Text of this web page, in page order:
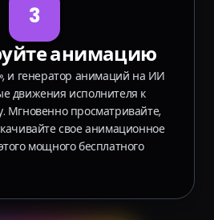
3
анимацию
и генератор анимаций на ИИ
движения исполнителя к
Мгновенно просматривайте,
свое анимационное
мощного бесплатного